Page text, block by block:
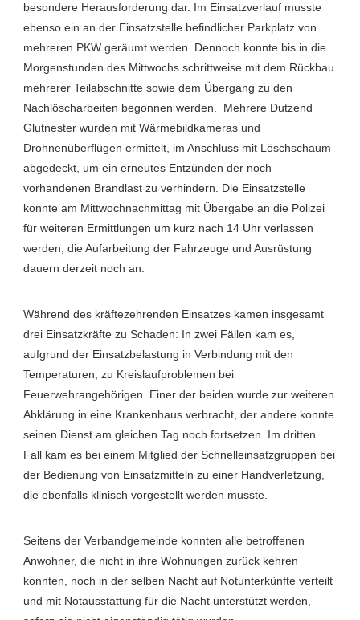
besondere Herausforderung dar. Im Einsatzverlauf musste
ebenso ein an der Einsatzstelle befindlicher Parkplatz von
mehreren PKW geräumt werden. Dennoch konnte bis in die
Morgenstunden des Mittwochs schrittweise mit dem Rückbau
mehrerer Teilabschnitte sowie dem Übergang zu den
Nachlöscharbeiten begonnen werden. Mehrere Dutzend
Glutnester wurden mit Wärmebildkameras und
Drohnenüberflügen ermittelt, im Anschluss mit Löschschaum
abgedeckt, um ein erneutes Entzünden der noch
vorhandenen Brandlast zu verhindern. Die Einsatzstelle
konnte am Mittwochnachmittag mit Übergabe an die Polizei
für weiteren Ermittlungen um kurz nach 14 Uhr verlassen
werden, die Aufarbeitung der Fahrzeuge und Ausrüstung
dauern derzeit noch an.
Während des kräftezehrenden Einsatzes kamen insgesamt
drei Einsatzkräfte zu Schaden: In zwei Fällen kam es,
aufgrund der Einsatzbelastung in Verbindung mit den
Temperaturen, zu Kreislaufproblemen bei
Feuerwehrangehörigen. Einer der beiden wurde zur weiteren
Abklärung in eine Krankenhaus verbracht, der andere konnte
seinen Dienst am gleichen Tag noch fortsetzen. Im dritten
Fall kam es bei einem Mitglied der Schnelleinsatzgruppen bei
der Bedienung von Einsatzmitteln zu einer Handverletzung,
die ebenfalls klinisch vorgestellt werden musste.
Seitens der Verbandgemeinde konnten alle betroffenen
Anwohner, die nicht in ihre Wohnungen zurück kehren
konnten, noch in der selben Nacht auf Notunterkünfte verteilt
und mit Notausstattung für die Nacht unterstützt werden,